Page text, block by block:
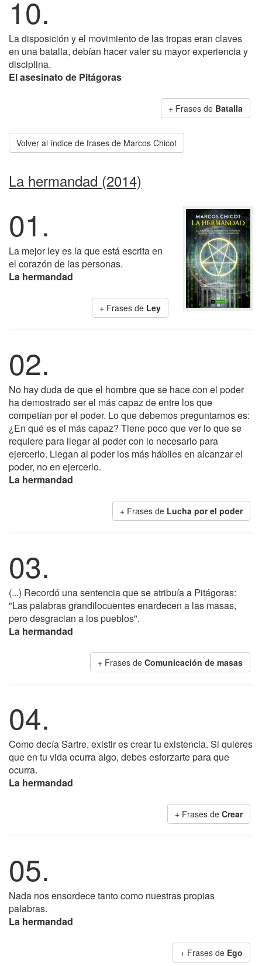
10.
La disposición y el movimiento de las tropas eran claves
en una batalla, debían hacer valer su mayor experiencia y
disciplina.
El asesinato de Pitágoras
+ Frases de Batalla
Volver al índice de frases de Marcos Chicot
La hermandad (2014)
01.
La mejor ley es la que está escrita en
el corazón de las personas.
La hermandad
+ Frases de Ley
02.
No hay duda de que el hombre que se hace con el poder
ha demostrado ser el más capaz de entre los que
competían por el poder. Lo que debemos preguntarnos es:
¿En qué es el más capaz? Tiene poco que ver lo que se
requiere para llegar al poder con lo necesario para
ejercerlo. Llegan al poder los más hábiles en alcanzar el
poder, no en ejercerlo.
La hermandad
+ Frases de Lucha por el poder
03.
(...) Recordó una sentencia que se atribuía a Pitágoras:
"Las palabras grandilocuentes enardecen a las masas,
pero desgracian a los pueblos".
La hermandad
+ Frases de Comunicación de masas
04.
Como decía Sartre, existir es crear tu existencia. Si quieres
que en tu vida ocurra algo, debes esforzarte para que
ocurra.
La hermandad
+ Frases de Crear
05.
Nada nos ensordece tanto como nuestras propias
palabras.
La hermandad
+ Frases de Ego